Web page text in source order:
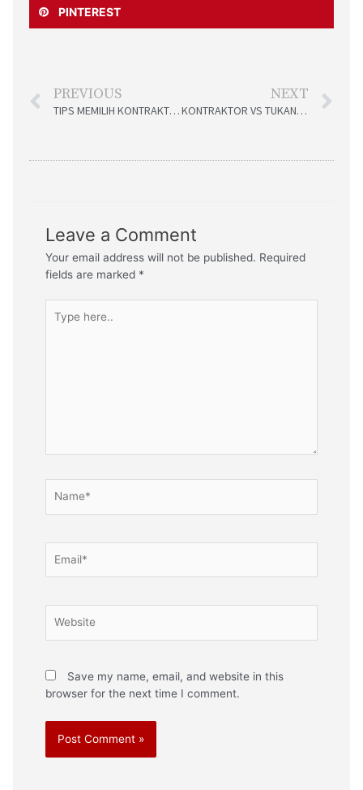
PINTEREST
PREVIOUS
TIPS MEMILIH KONTRAKTOR RUMAH
NEXT
KONTRAKTOR VS TUKANG KAMPUNG
Leave a Comment
Your email address will not be published. Required
fields are marked *
Save my name, email, and website in this
browser for the next time I comment.